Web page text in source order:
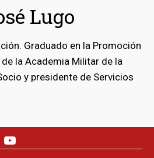
Lugo
Graduado en la Promoción
de la Academia Militar de la
y presidente de Servicios